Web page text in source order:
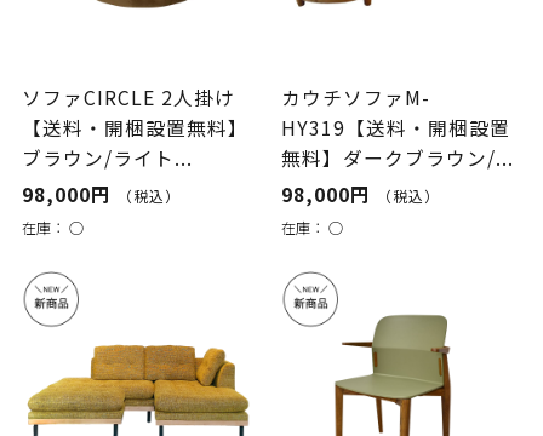
ソファCIRCLE 2人掛け
【送料・開梱設置無料】
ブラウン/ライト...
98,000円
（税込）
在庫： ○
カウチソファM-
HY319【送料・開梱設置
無料】ダークブラウン/...
98,000円
（税込）
在庫：○